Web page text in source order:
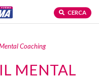
CERCA
Coaching
MENTAL